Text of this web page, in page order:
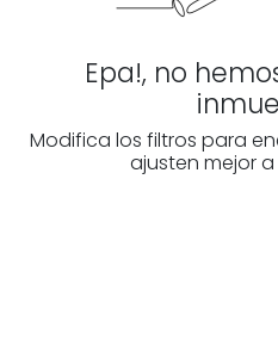
Epa!, no
Modifica los filtros para
ajusten mejor